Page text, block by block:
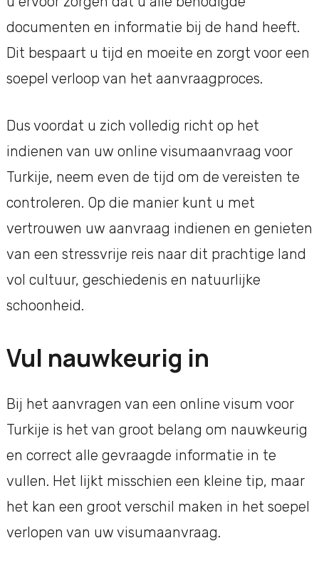
documenten en informatie bij de hand heeft.
Dit bespaart u tijd en moeite en zorgt voor een
soepel verloop van het aanvraagproces.
Dus voordat u zich volledig richt op het
indienen van uw online visumaanvraag voor
Turkije, neem even de tijd om de vereisten te
controleren. Op die manier kunt u met
vertrouwen uw aanvraag indienen en genieten
van een stressvrije reis naar dit prachtige land
vol cultuur, geschiedenis en natuurlijke
schoonheid.
Vul nauwkeurig in
Bij het aanvragen van een online visum voor
Turkije is het van groot belang om nauwkeurig
en correct alle gevraagde informatie in te
vullen. Het lijkt misschien een kleine tip, maar
het kan een groot verschil maken in het soepel
verlopen van uw visumaanvraag.